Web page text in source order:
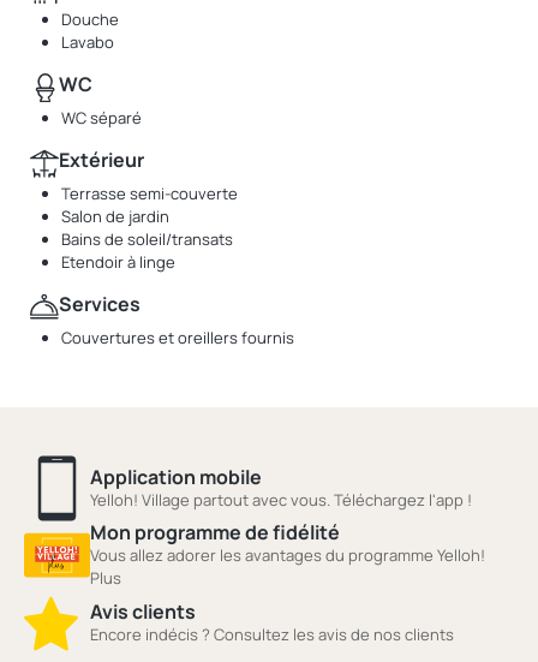
Douche
Lavabo
WC
WC séparé
Extérieur
Terrasse semi-couverte
Salon de jardin
Bains de soleil/transats
Etendoir à linge
Services
Couvertures et oreillers fournis
Application mobile
Yelloh! Village partout avec vous. Téléchargez l'app !
Mon programme de fidélité
Vous allez adorer les avantages du programme Yelloh!
Plus
Avis clients
Encore indécis ? Consultez les avis de nos clients